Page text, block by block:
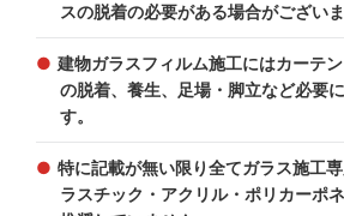
スの脱着の必要がある場合がございま
建物ガラスフィルム施工にはカーテ
の脱着、養生、足場・脚立など必要
す。
特に記載が無い限り全てガラス施工
ラスチック・アクリル・ポリカーポ